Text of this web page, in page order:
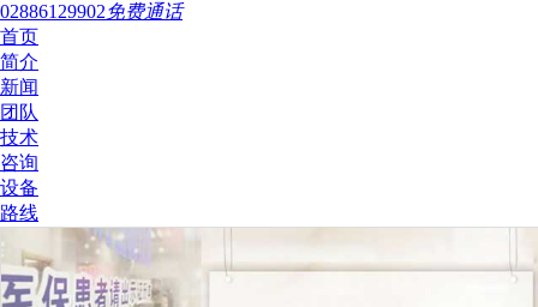
02886129902免费通话
首页
简介
新闻
团队
技术
咨询
设备
路线